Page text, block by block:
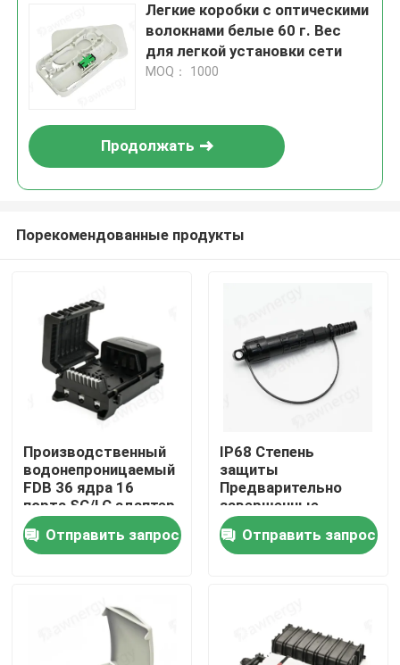
Дом
Легкие коробки с оптическими
волокнами белые 60 г. Вес
для легкой установки сети
MOQ： 1000
Продолжать
Порекомендованные продукты
Производственный
водонепроницаемый
FDB 36 ядра 16
порта SC/LC адаптер
распределительный
ящик Ftth
Отправить запрос
IP68 Степень
защиты
Предварительно
завершенные
волокна в ферруле
Без эпоксида
Отправить запрос